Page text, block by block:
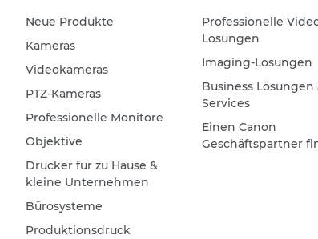
Neue Produkte
Kameras
Videokameras
PTZ-Kameras
Professionelle Monitore
Objektive
Drucker für zu Hause &
kleine Unternehmen
Bürosysteme
Produktionsdruck
Professionelle
Lösungen
Imaging-Lösungen
Business Lösungen
Services
Einen Canon
Geschäftspartner